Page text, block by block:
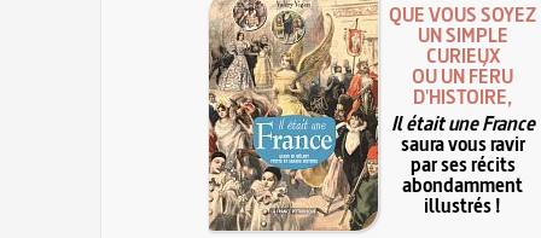
QUE VOUS SOYEZ
UN SIMPLE
CURIEUX
OU UN FÉRU
D'HISTOIRE,
Il était une France
saura vous ravir
par ses récits
abondamment
illustrés !